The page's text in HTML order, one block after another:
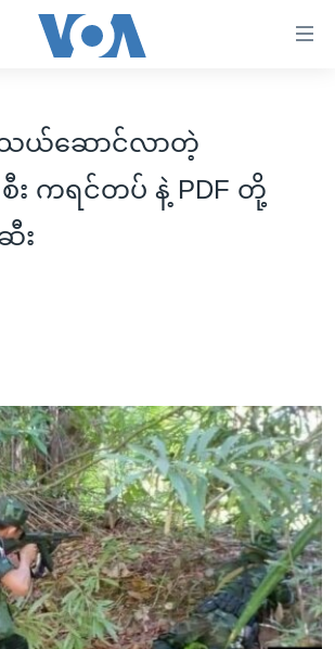
င်း
မယ်
စာ
စာ
ပ်စာ
ျက်အလက်များ
ဉ်
ား
သယ်ဆောင်လာတဲ့
း ကရင်တပ် နဲ့ PDF တို့
း